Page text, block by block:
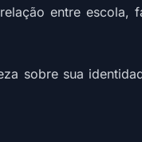
entre escola,
sobre sua